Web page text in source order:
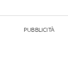
PUBBLICITÀ